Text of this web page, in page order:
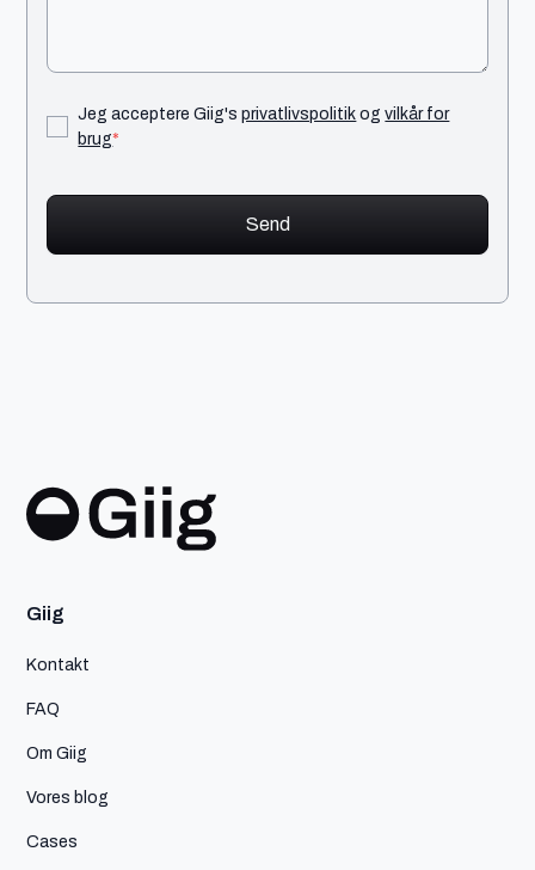
Jeg acceptere Giig'sprivatlivspolitikogvilkår for
brug*
Giig
Kontakt
FAQ
Om Giig
Vores blog
Cases